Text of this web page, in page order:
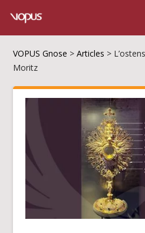
VOPUS Gnose >Articles >
Moritz